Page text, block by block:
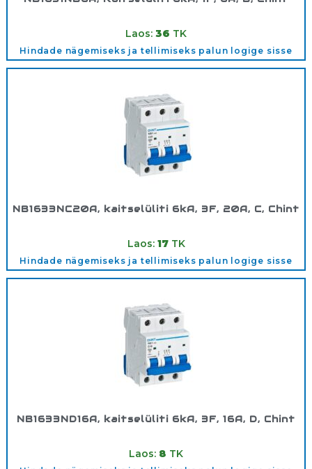
Laos: 36 TK
Hindade nägemiseks ja tellimiseks palun logige sisse
NB1633NC20A, kaitselüliti 6kA, 3F, 20A, C, Chint
Laos: 17TK
Hindade nägemiseks ja tellimiseks palun logige sisse
NB1633ND16A, kaitselüliti 6kA, 3F, 16A, D, Chint
Laos: 8 TK